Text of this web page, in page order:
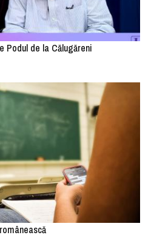
Podul de la Călugăreni